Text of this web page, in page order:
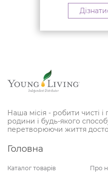
Наша місія - робити чисті і
родини і будь-якого
перетворюючи життя
Головна
Каталог товарів Про